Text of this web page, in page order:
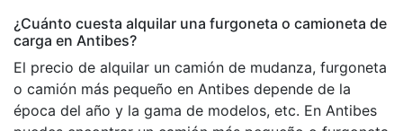
¿Cuánto cuesta alquilar una furgoneta o camioneta de
carga en Antibes?
El precio de alquilar un camión de mudanza, furgoneta
o camión más pequeño en Antibes depende de la
época del año y la gama de modelos, etc. En Antibes